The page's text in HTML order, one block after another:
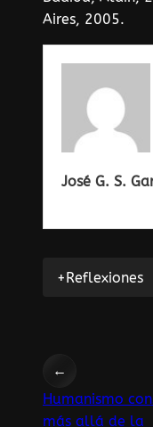
Aires, 2005.
José G. S.
+Reflexiones
←
Humanismo
más allá de la